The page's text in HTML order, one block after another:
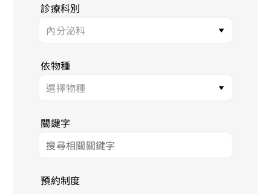
診療科別
依物種
關鍵字
預約制度